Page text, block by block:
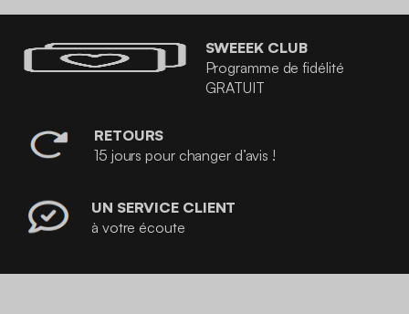
SWEEEK CLUB
Programme de fidélité
GRATUIT
RETOURS
15 jours pour changer d’avis !
UN SERVICE CLIENT
à votre écoute